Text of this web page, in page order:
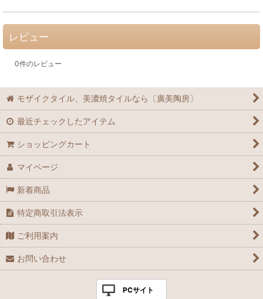
レビュー
0件のレビュー
モザイクタイル、美濃焼タイルなら〔廣美陶房〕
最近チェックしたアイテム
ショッピングカート
マイページ
新着商品
特定商取引法表示
ご利用案内
お問い合わせ
PCサイト